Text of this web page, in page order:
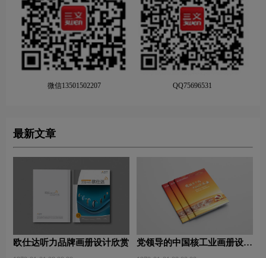
微信13501502207 QQ75696531
最新文章
欧仕达听力品牌画册设计欣赏
党领导的中国核工业画册设计